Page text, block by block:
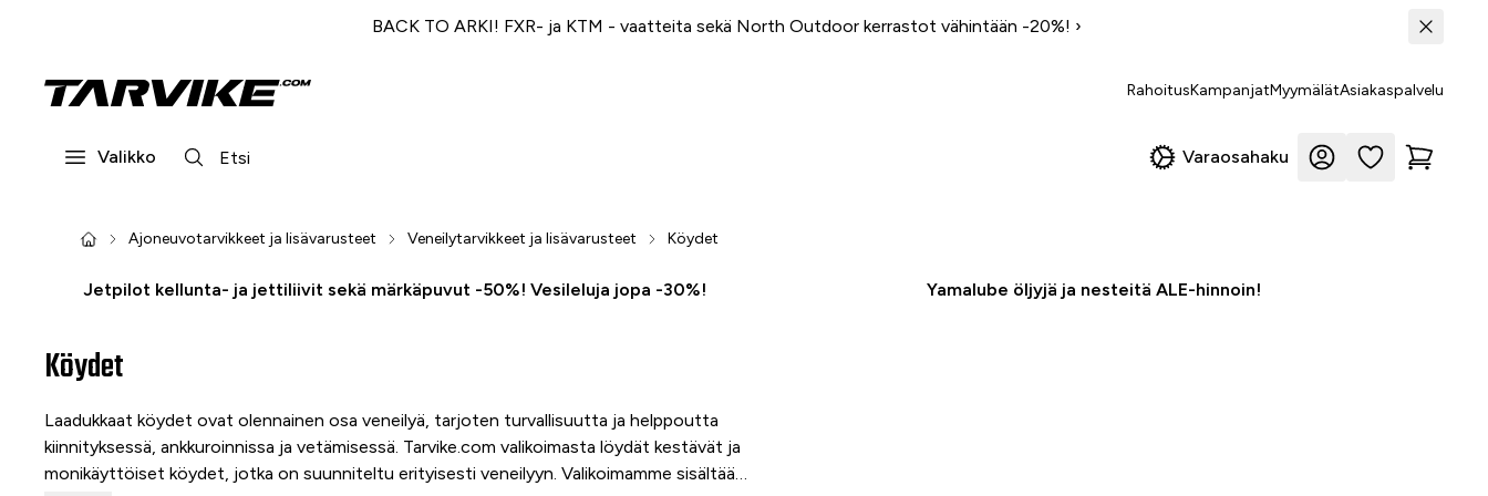
BACK TO ARKI! FXR- ja KTM - vaatteita sekä North Outdoor kerrastot vähintään -20%! ›
RahoitusKampanjatMyymälätAsiakaspalvelu
Valikko Varaosahaku
Ajoneuvotarvikkeet ja lisävarusteet Veneilytarvikkeet ja lisävarusteet Köydet
Jetpilot kellunta- ja jettiliivit sekä märkäpuvut -50%! Vesileluja jopa -30%! Yamalube öljyjä ja nesteitä ALE-hinnoin!
Köydet
Laadukkaat köydet ovat olennainen osa veneilyä, tarjoten turvallisuutta ja helppoutta
kiinnityksessä, ankkuroinnissa ja vetämisessä. Tarvike.com valikoimasta löydät kestävät ja
monikäyttöiset köydet, jotka on suunniteltu erityisesti veneilyyn. Valikoimamme sisältää